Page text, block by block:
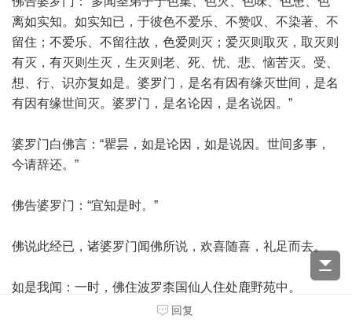
离如实知。如实知已，于彼色不爱乐、不赞叹、不染著、不
留住；不爱乐、不留往故，色爱则灭；爱灭则取灭，取灭则
有灭，有灭则生灭，生灭则老、死、忧、悲、恼苦灭。受、
想、行、识亦复如是。婆罗门，是名有因有缘灭世间，是名
有因有缘世间灭。婆罗门，是名论因，是名说因。”
婆罗门白佛言：“瞿昙，如是论因，如是说因。世间多事，
今请辞还。”
佛告婆罗门：“宜知是时。”
佛说此经已，诸婆罗门闻佛所说，欢喜随喜，礼足而去。
如是我闻：一时，佛住波罗柰国仙人住处鹿野苑中。
回复